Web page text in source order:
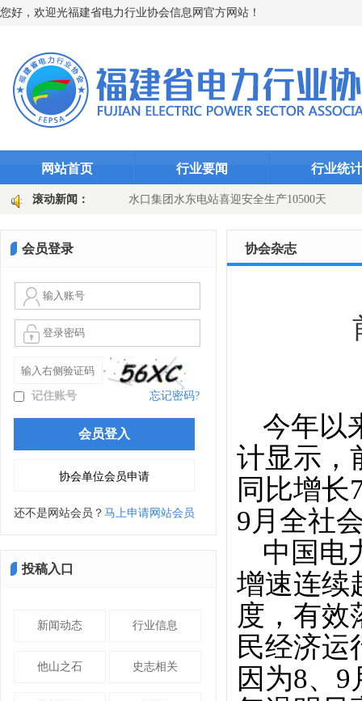
您好，欢迎光福建省电力行业协会信息网官方网站！
网站首页 行业要闻 行业统计
滚动新闻：
智能防线”（图文) 水口集团水东电站喜迎安全生产10500天
国网长汀县供电公司：主变换“心”提质效 乡镇电网添动能（图文
会员登录
记住账号 忘记密码?
还不是网站会员？ 马上申请网站会员
投稿入口
新闻动态 行业信息
他山之石 史志相关
协会杂志
今年以
计显示，
同比增长
9月全社
中国电
增速连续
度，有效
民经济运
因为8、